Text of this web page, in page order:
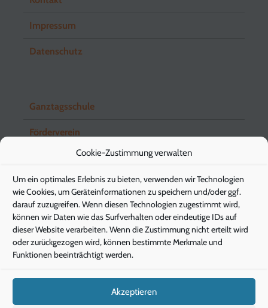
Cookie-Zustimmung verwalten
Um ein optimales Erlebnis zu bieten, verwenden wir Technologien
wie Cookies, um Geräteinformationen zu speichern und/oder ggf.
darauf zuzugreifen. Wenn diesen Technologien zugestimmt wird,
können wir Daten wie das Surfverhalten oder eindeutige IDs auf
dieser Website verarbeiten. Wenn die Zustimmung nicht erteilt wird
oder zurückgezogen wird, können bestimmte Merkmale und
Funktionen beeinträchtigt werden.
Akzeptieren
Impressum
Datenschutz
Ganztagsschule
Förderverein
Schuleingangsstufe
Elternbriefe
Pädagogische Energieberatung
Die Gesunde Stunde